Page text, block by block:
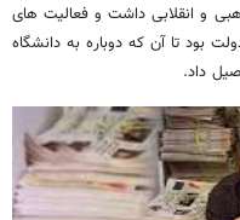
و انقلابی داشت و فعالیت های
بود تا آن که دوباره به دانشگاه
داد.